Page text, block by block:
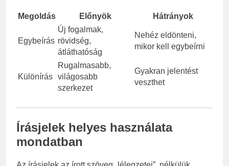
Megoldás Előnyök Hátrányok
Egybeírás
Új fogalmak,
rövidség,
átláthatóság
Nehéz eldönteni,
mikor kell egybeírni
Különírás
Rugalmasabb,
világosabb
szerkezet
Gyakran jelentést
veszthet
Írásjelek helyes használata
mondatban